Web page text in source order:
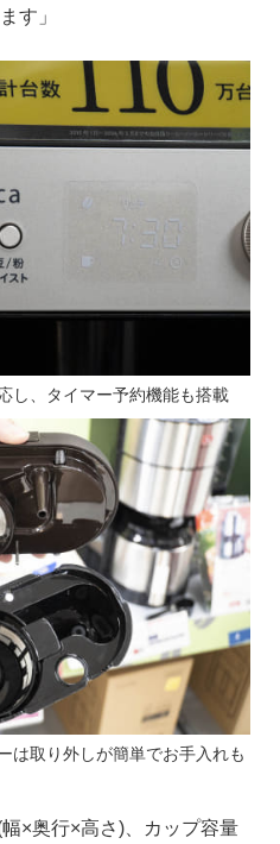
す」
し、タイマー予約機能も搭載
は取り外しが簡単でお手入れも
×奥行×高さ)、カップ容量